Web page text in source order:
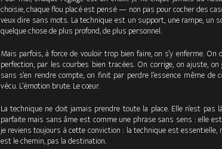
choisie, chaque flou placé est pensé — non pas pour cocher des
veux dire sans mots. La technique est un support, une rampe, un
quelque chose de plus profond, de plus personnel.
Mais parfois, à force de vouloir trop bien faire, on s’y enferme.
perfection, par les courbes bien tracées. On corrige, on ajuste,
sans s’en rendre compte, on finit par perdre l’essence même de
vécu. L’émotion brute. Le cœur.
La technique ne doit jamais prendre toute la place. Elle n’est
parfaite mais sans âme est comme une phrase sans sens : elle
je reviens toujours à cette conviction : la technique est essentielle,
est le chemin, pas la destination.